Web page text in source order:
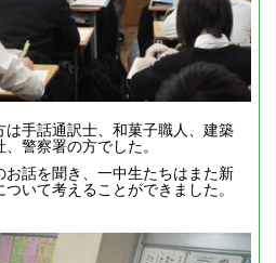
手話通訳士、和菓子職人、建築
警察署の方でした。
話を聞き、一中生たちはまた新
いて考えることができました。